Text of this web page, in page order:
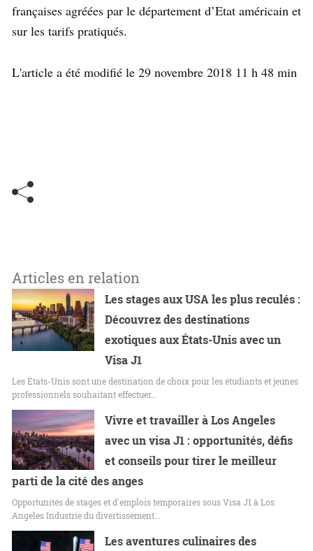
françaises agréées par le département d’Etat américain et
sur les tarifs pratiqués.
L'article a été modifié le 29 novembre 2018 11 h 48 min
Articles en relation
Les stages aux USA les plus reculés :
Découvrez des destinations
exotiques aux États-Unis avec un
Visa J1
Les États-Unis sont une destination de choix pour les étudiants et jeunes
professionnels souhaitant effectuer…
Vivre et travailler à Los Angeles
avec un visa J1 : opportunités, défis
et conseils pour tirer le meilleur
parti de la cité des anges
Opportunités de stages et d'emplois temporaires sous Visa J1 à Los
Angeles Industrie du divertissement…
Les aventures culinaires des